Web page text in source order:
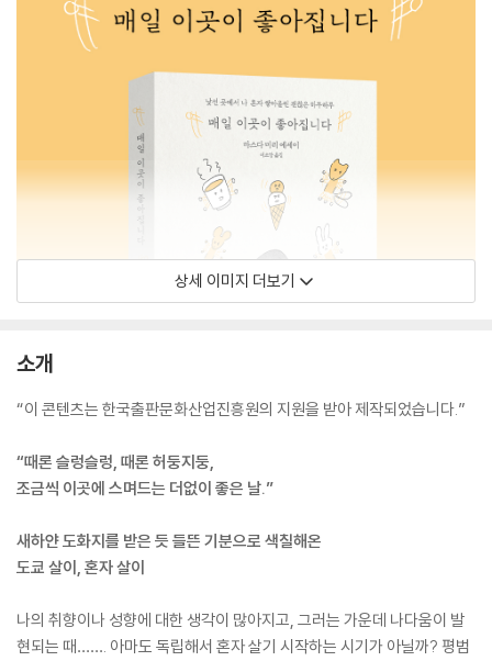
상세 이미지 더보기
소개
“이 콘텐츠는 한국출판문화산업진흥원의 지원을 받아 제작되었습니다.”
“때론 슬렁슬렁, 때론 허둥지둥,
조금씩 이곳에 스며드는 더없이 좋은 날.”
새하얀 도화지를 받은 듯 들뜬 기분으로 색칠해온
도쿄 살이, 혼자 살이
나의 취향이나 성향에 대한 생각이 많아지고, 그러는 가운데 나다움이 발
현되는 때……. 아마도 독립해서 혼자 살기 시작하는 시기가 아닐까? 평범